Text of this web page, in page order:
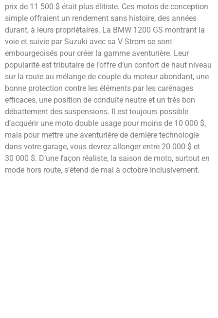
prix de 11 500 $ était plus élitiste. Ces motos de conception
simple offraient un rendement sans histoire, des années
durant, à leurs propriétaires. La BMW 1200 GS montrant la
voie et suivie par Suzuki avec sa V-Strom se sont
embourgeoisés pour créer la gamme aventurière. Leur
popularité est tributaire de l’offre d’un confort de haut niveau
sur la route au mélange de couple du moteur abondant, une
bonne protection contre les éléments par les carénages
efficaces, une position de conduite neutre et un très bon
débattement des suspensions. Il est toujours possible
d’acquérir une moto double usage pour moins de 10 000 $,
mais pour mettre une aventurière de dernière technologie
dans votre garage, vous devrez allonger entre 20 000 $ et
30 000 $. D’une façon réaliste, la saison de moto, surtout en
mode hors route, s’étend de mai à octobre inclusivement.